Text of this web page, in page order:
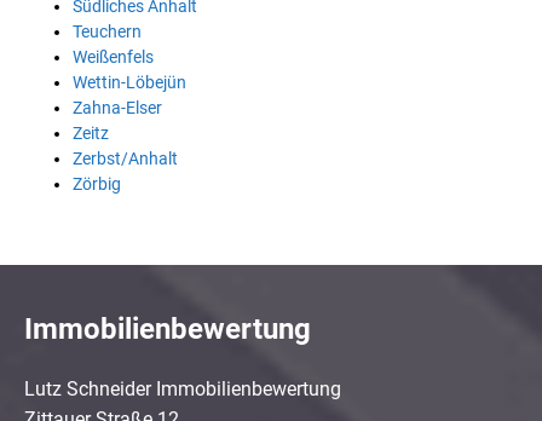
Südliches Anhalt
Teuchern
Weißenfels
Wettin-Löbejün
Zahna-Elser
Zeitz
Zerbst/Anhalt
Zörbig
Immobilienbewertung
Lutz Schneider Immobilienbewertung